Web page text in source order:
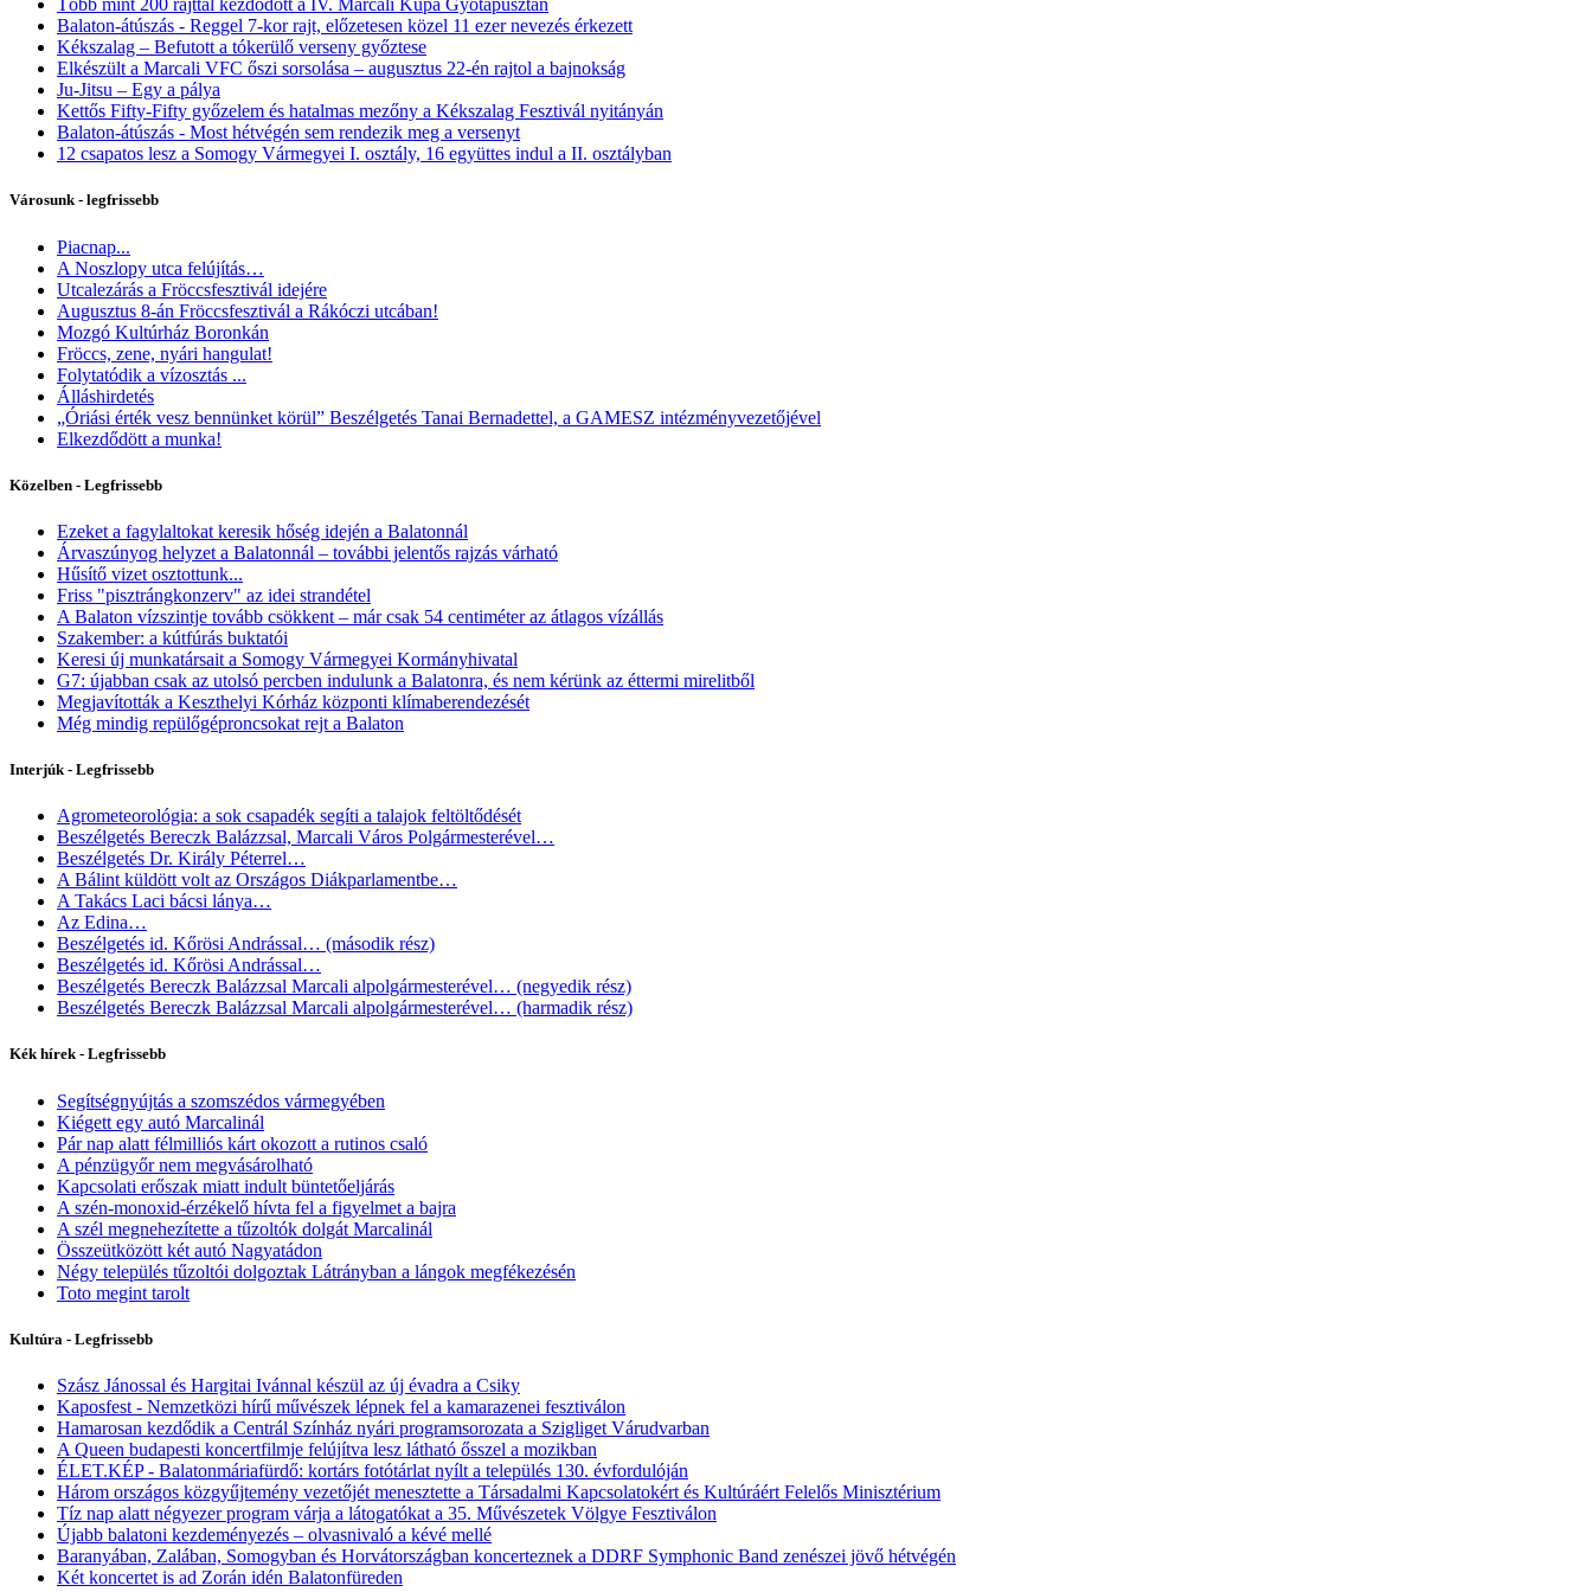
Több mint 200 rajttal kezdődött a IV. Marcali Kupa Gyótapusztán
Balaton-átúszás - Reggel 7-kor rajt, előzetesen közel 11 ezer nevezés érkezett
Kékszalag – Befutott a tókerülő verseny győztese
Elkészült a Marcali VFC őszi sorsolása – augusztus 22-én rajtol a bajnokság
Ju-Jitsu – Egy a pálya
Kettős Fifty-Fifty győzelem és hatalmas mezőny a Kékszalag Fesztivál nyitányán
Balaton-átúszás - Most hétvégén sem rendezik meg a versenyt
12 csapatos lesz a Somogy Vármegyei I. osztály, 16 együttes indul a II. osztályban
Városunk - legfrissebb
Piacnap...
A Noszlopy utca felújítás…
Utcalezárás a Fröccsfesztivál idejére
Augusztus 8-án Fröccsfesztivál a Rákóczi utcában!
Mozgó Kultúrház Boronkán
Fröccs, zene, nyári hangulat!
Folytatódik a vízosztás ...
Álláshirdetés
„Óriási érték vesz bennünket körül” Beszélgetés Tanai Bernadettel, a GAMESZ intézményvezetőjével
Elkezdődött a munka!
Közelben - Legfrissebb
Ezeket a fagylaltokat keresik hőség idején a Balatonnál
Árvaszúnyog helyzet a Balatonnál – további jelentős rajzás várható
Hűsítő vizet osztottunk...
Friss "pisztrángkonzerv" az idei strandétel
A Balaton vízszintje tovább csökkent – már csak 54 centiméter az átlagos vízállás
Szakember: a kútfúrás buktatói
Keresi új munkatársait a Somogy Vármegyei Kormányhivatal
G7: újabban csak az utolsó percben indulunk a Balatonra, és nem kérünk az éttermi mirelitből
Megjavították a Keszthelyi Kórház központi klímaberendezését
Még mindig repülőgéproncsokat rejt a Balaton
Interjúk - Legfrissebb
Agrometeorológia: a sok csapadék segíti a talajok feltöltődését
Beszélgetés Bereczk Balázzsal, Marcali Város Polgármesterével…
Beszélgetés Dr. Király Péterrel…
A Bálint küldött volt az Országos Diákparlamentbe…
A Takács Laci bácsi lánya…
Az Edina…
Beszélgetés id. Kőrösi Andrással… (második rész)
Beszélgetés id. Kőrösi Andrással…
Beszélgetés Bereczk Balázzsal Marcali alpolgármesterével… (negyedik rész)
Beszélgetés Bereczk Balázzsal Marcali alpolgármesterével… (harmadik rész)
Kék hírek - Legfrissebb
Segítségnyújtás a szomszédos vármegyében
Kiégett egy autó Marcalinál
Pár nap alatt félmilliós kárt okozott a rutinos csaló
A pénzügyőr nem megvásárolható
Kapcsolati erőszak miatt indult büntetőeljárás
A szén-monoxid-érzékelő hívta fel a figyelmet a bajra
A szél megnehezítette a tűzoltók dolgát Marcalinál
Összeütközött két autó Nagyatádon
Négy település tűzoltói dolgoztak Látrányban a lángok megfékezésén
Toto megint tarolt
Kultúra - Legfrissebb
Szász Jánossal és Hargitai Ivánnal készül az új évadra a Csiky
Kaposfest - Nemzetközi hírű művészek lépnek fel a kamarazenei fesztiválon
Hamarosan kezdődik a Centrál Színház nyári programsorozata a Szigliget Várudvarban
A Queen budapesti koncertfilmje felújítva lesz látható ősszel a mozikban
ÉLET.KÉP - Balatonmáriafürdő: kortárs fotótárlat nyílt a település 130. évfordulóján
Három országos közgyűjtemény vezetőjét menesztette a Társadalmi Kapcsolatokért és Kultúráért Felelős Minisztérium
Tíz nap alatt négyezer program várja a látogatókat a 35. Művészetek Völgye Fesztiválon
Újabb balatoni kezdeményezés – olvasnivaló a kévé mellé
Baranyában, Zalában, Somogyban és Horvátországban koncerteznek a DDRF Symphonic Band zenészei jövő hétvégén
Két koncertet is ad Zorán idén Balatonfüreden